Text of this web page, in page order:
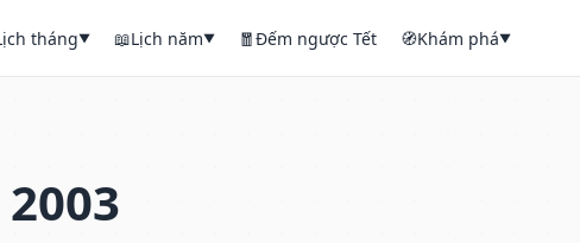
tháng▼ 📖Lịch năm▼ 🧧Đếm ngược Tết 🧭Khám phá▼